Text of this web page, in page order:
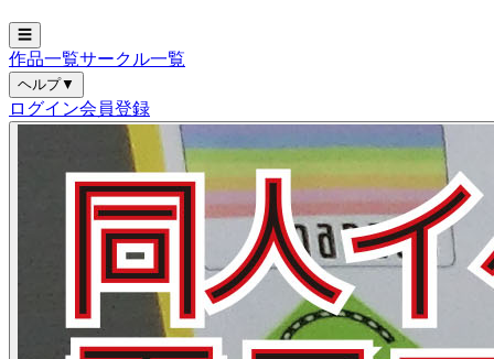
☰
作品一覧サークル一覧
ヘルプ▼
ログイン会員登録